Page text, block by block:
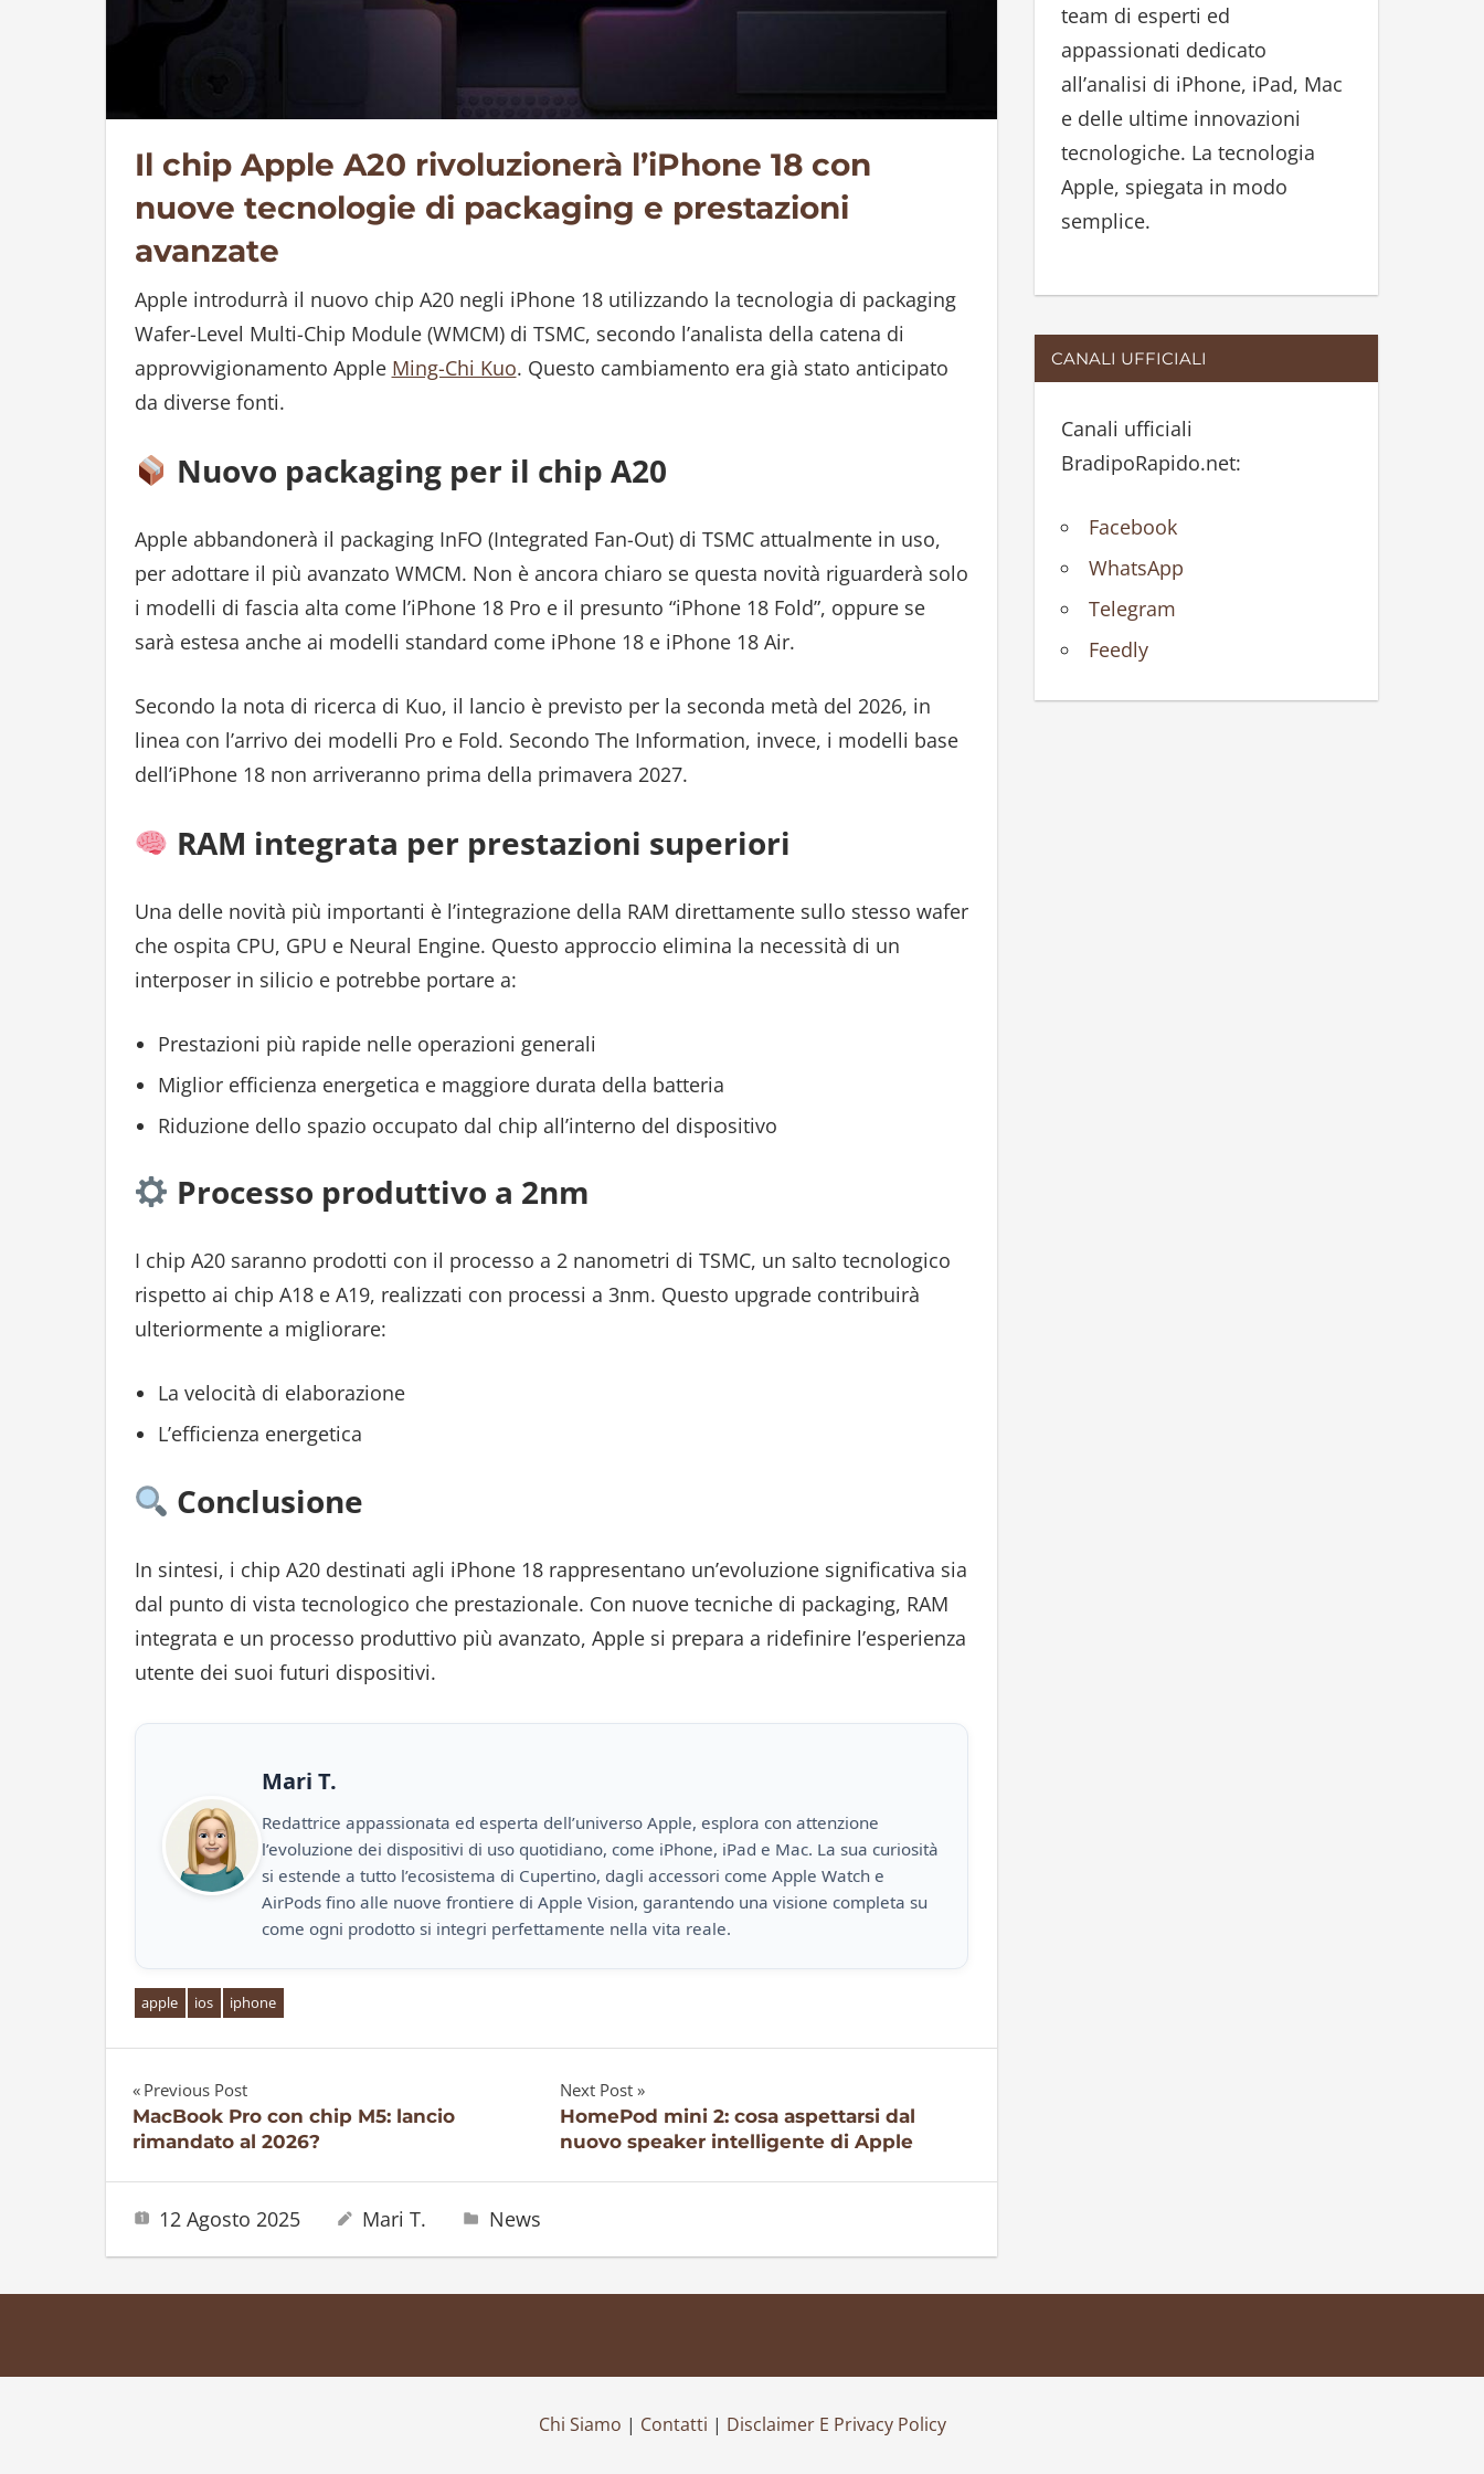
Il chip Apple A20 rivoluzionerà l’iPhone 18 con
nuove tecnologie di packaging e prestazioni
avanzate
Apple introdurrà il nuovo chip A20 negli iPhone 18 utilizzando la tecnologia di packaging
Wafer-Level Multi-Chip Module (WMCM) di TSMC, secondo l’analista della catena di
approvvigionamento Apple Ming-Chi Kuo. Questo cambiamento era già stato anticipato
da diverse fonti.
Nuovo packaging per il chip A20
Apple abbandonerà il packaging InFO (Integrated Fan-Out) di TSMC attualmente in uso,
per adottare il più avanzato WMCM. Non è ancora chiaro se questa novità riguarderà solo
i modelli di fascia alta come l’iPhone 18 Pro e il presunto “iPhone 18 Fold”, oppure se
sarà estesa anche ai modelli standard come iPhone 18 e iPhone 18 Air.
Secondo la nota di ricerca di Kuo, il lancio è previsto per la seconda metà del 2026, in
linea con l’arrivo dei modelli Pro e Fold. Secondo The Information, invece, i modelli base
dell’iPhone 18 non arriveranno prima della primavera 2027.
RAM integrata per prestazioni superiori
Una delle novità più importanti è l’integrazione della RAM direttamente sullo stesso wafer
che ospita CPU, GPU e Neural Engine. Questo approccio elimina la necessità di un
interposer in silicio e potrebbe portare a:
Prestazioni più rapide nelle operazioni generali
Miglior efficienza energetica e maggiore durata della batteria
Riduzione dello spazio occupato dal chip all’interno del dispositivo
Processo produttivo a 2nm
I chip A20 saranno prodotti con il processo a 2 nanometri di TSMC, un salto tecnologico
rispetto ai chip A18 e A19, realizzati con processi a 3nm. Questo upgrade contribuirà
ulteriormente a migliorare:
La velocità di elaborazione
L’efficienza energetica
Conclusione
In sintesi, i chip A20 destinati agli iPhone 18 rappresentano un’evoluzione significativa sia
dal punto di vista tecnologico che prestazionale. Con nuove tecniche di packaging, RAM
integrata e un processo produttivo più avanzato, Apple si prepara a ridefinire l’esperienza
utente dei suoi futuri dispositivi.
Mari T.
Redattrice appassionata ed esperta dell’universo Apple, esplora con attenzione
l’evoluzione dei dispositivi di uso quotidiano, come iPhone, iPad e Mac. La sua curiosità
si estende a tutto l’ecosistema di Cupertino, dagli accessori come Apple Watch e
AirPods fino alle nuove frontiere di Apple Vision, garantendo una visione completa su
come ogni prodotto si integri perfettamente nella vita reale.
apple ios iphone
Navigazione
Previous Post
MacBook Pro con chip M5: lancio
rimandato al 2026?
Next Post
HomePod mini 2: cosa aspettarsi dal
nuovo speaker intelligente di Apple
12 Agosto 2025 Mari T. News
:
team di esperti ed
appassionati dedicato
all’analisi di iPhone, iPad, Mac
e delle ultime innovazioni
tecnologiche. La tecnologia
Apple, spiegata in modo
semplice.
CANALI UFFICIALI
Canali ufficiali
BradipoRapido.net:
Facebook
WhatsApp
Telegram
Feedly
Chi Siamo | Contatti | Disclaimer E Privacy Policy